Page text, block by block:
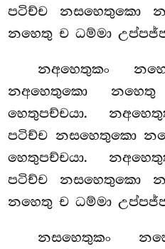
පටිච්ච නසහෙතුකො
නහෙතු ච ධම්මා
නඅහෙතුකං
නඅහෙතුකො
හෙතුපච්චයා.
පටිච්ච නසහෙතුකො
හෙතුපච්චයා.
පටිච්ච නසහෙතුකො
නහෙතු ච ධම්මා
නසහෙතුකං